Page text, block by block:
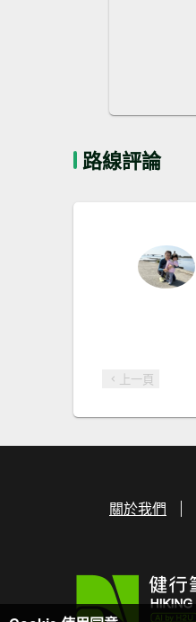
路線評論
上一頁
關於我們